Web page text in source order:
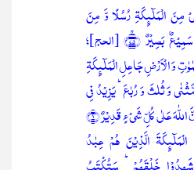
مِنَ الۡمَلٰٓئِکَۃِ رُسُلًا وَّ مِنَ
النَّاسِ ؕ اِنَّ اللّٰہَ سَمِیۡعٌۢ بَصِیۡرٌ ﴿ۚ۷۵﴾ [الحج]؛
وَ الۡاَرۡضِ جَاعِلِ الۡمَلٰٓئِکَۃِ
وَ ثُلٰثَ وَ رُبٰعَ ؕ یَزِیۡدُ فِی
الۡخَلۡقِ مَا یَشَآءُ ؕ اِنَّ اللّٰہَ عَلٰی کُلِّ شَیۡءٍ قَدِیۡرٌ ﴿۱﴾
الَّذِیۡنَ ہُمۡ عِبٰدُ